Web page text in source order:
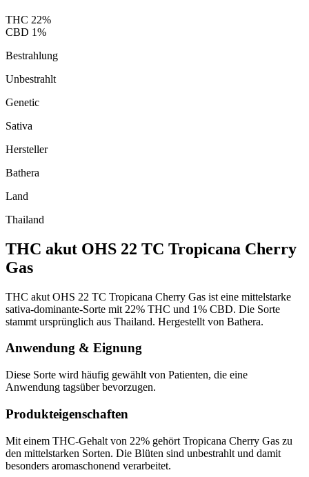
THC 22%
CBD 1%
Bestrahlung
Unbestrahlt
Genetic
Sativa
Hersteller
Bathera
Land
Thailand
THC akut OHS 22 TC Tropicana Cherry
Gas
THC akut OHS 22 TC Tropicana Cherry Gas ist eine mittelstarke
sativa-dominante-Sorte mit 22% THC und 1% CBD. Die Sorte
stammt ursprünglich aus Thailand. Hergestellt von Bathera.
Anwendung & Eignung
Diese Sorte wird häufig gewählt von Patienten, die eine
Anwendung tagsüber bevorzugen.
Produkteigenschaften
Mit einem THC-Gehalt von 22% gehört Tropicana Cherry Gas zu
den mittelstarken Sorten. Die Blüten sind unbestrahlt und damit
besonders aromaschonend verarbeitet.